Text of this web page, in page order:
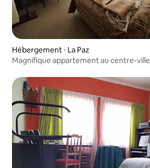
Hébergement ⋅ La Paz
Magnifique appartement au centre-ville